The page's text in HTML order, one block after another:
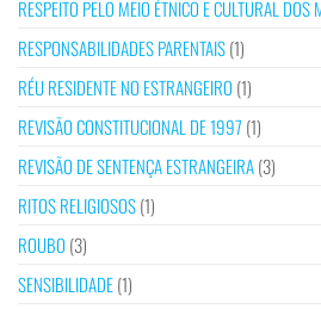
RESPEITO PELO MEIO ÉTNICO E CULTURAL DOS
RESPONSABILIDADES PARENTAIS(1)
RÉU RESIDENTE NO ESTRANGEIRO (1)
REVISÃO CONSTITUCIONAL DE 1997 (1)
REVISÃO DE SENTENÇA ESTRANGEIRA(3)
RITOS RELIGIOSOS(1)
ROUBO (3)
SENSIBILIDADE(1)